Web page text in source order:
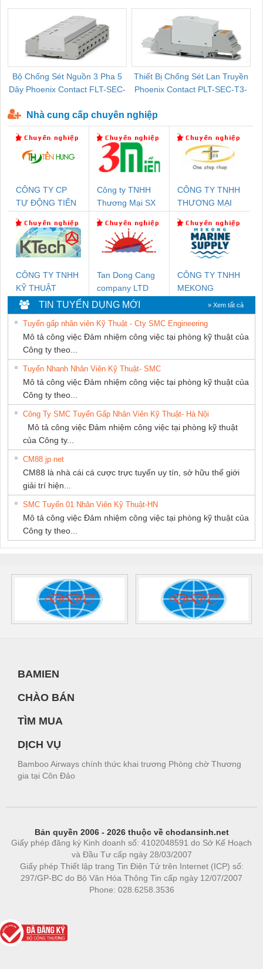
Bộ Chống Sét Nguồn 3 Pha 5
Dây Phoenix Contact FLT-SEC-
Thiết Bị Chống Sét Lan Truyền
Phoenix Contact PLT-SEC-T3-
Nhà cung cấp chuyên nghiệp
CÔNG TY CP
TỰ ĐỘNG TIẾN
Công ty TNHH
Thương Mại SX
CÔNG TY TNHH
THƯƠNG MẠI
NAM
CÔNG TY TNHH
KỸ THUẬT
KTECH VIỆT
NAM
Tan Dong Cang
company LTD
CÔNG TY TNHH
MEKONG
SUPPLY
TIN TUYỂN DỤNG MỚI » Xem tất cả
Tuyển gấp nhân viên Kỹ Thuật - Cty SMC Engineering
Mô tả công việc Đảm nhiệm công việc tại phòng kỹ thuật của
Công ty theo...
Tuyển Nhanh Nhân Viên Kỹ Thuật- SMC
Mô tả công việc Đảm nhiệm công việc tại phòng kỹ thuật của
Công ty theo...
Công Ty SMC Tuyển Gấp Nhân Viên Kỹ Thuật- Hà Nội
Mô tả công việc Đảm nhiệm công việc tại phòng kỹ thuật
của Công ty...
CM88 jp net
CM88 là nhà cái cá cược trực tuyến uy tín, sở hữu thế giới
giải trí hiện...
SMC Tuyển 01 Nhân Viên Kỹ Thuật-HN
Mô tả công việc Đảm nhiệm công việc tại phòng kỹ thuật của
Công ty theo...
BAMIEN
CHÀO BÁN
TÌM MUA
DỊCH VỤ
Bamboo Airways chính thức khai trương Phòng chờ Thương
gia tại Côn Đảo
Bản quyền 2006 - 2026 thuộc về chodansinh.net
Giấy phép đăng ký Kinh doanh số: 4102048591 do Sở Kế Hoạch
và Đầu Tư cấp ngày 28/03/2007
Giấy phép Thiết lập trang Tin Điện Tử trên Internet (ICP) số:
297/GP-BC do Bộ Văn Hóa Thông Tin cấp ngày 12/07/2007
Phone: 028.6258.3536